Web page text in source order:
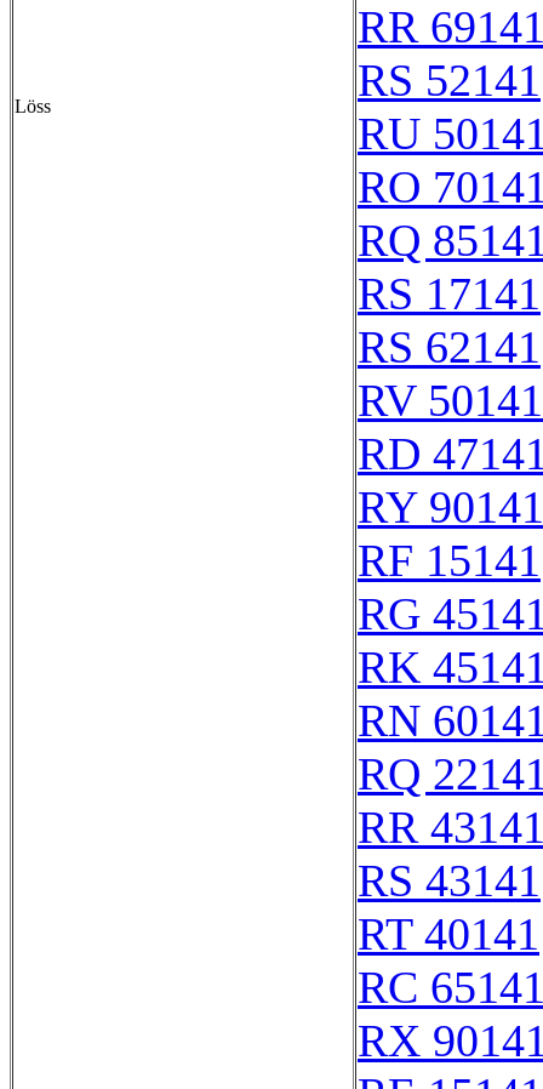
Löss
RR
RS 52141
RU
RO
RQ
RS 17141
RS 62141
RV 50141
RD
RY 90141
RF 15141
RG
RK
RN
RQ
RR
RS 43141
RT 40141
RC
RX